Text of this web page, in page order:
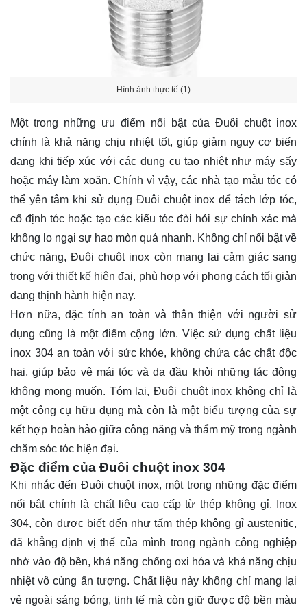
Hình ảnh thực tế (1)
Một trong những ưu điểm nổi bật của Đuôi chuột inox
chính là khả năng chịu nhiệt tốt, giúp giảm nguy cơ biến
dạng khi tiếp xúc với các dụng cụ tạo nhiệt như máy sấy
hoặc máy làm xoăn. Chính vì vậy, các nhà tạo mẫu tóc có
thể yên tâm khi sử dụng Đuôi chuột inox để tách lớp tóc,
cố định tóc hoặc tạo các kiểu tóc đòi hỏi sự chính xác mà
không lo ngại sự hao mòn quá nhanh. Không chỉ nổi bật về
chức năng, Đuôi chuột inox còn mang lại cảm giác sang
trọng với thiết kế hiện đại, phù hợp với phong cách tối giản
đang thịnh hành hiện nay.
Hơn nữa, đặc tính an toàn và thân thiện với người sử
dụng cũng là một điểm cộng lớn. Việc sử dụng chất liệu
inox 304 an toàn với sức khỏe, không chứa các chất độc
hại, giúp bảo vệ mái tóc và da đầu khỏi những tác động
không mong muốn. Tóm lại, Đuôi chuột inox không chỉ là
một công cụ hữu dụng mà còn là một biểu tượng của sự
kết hợp hoàn hảo giữa công năng và thẩm mỹ trong ngành
chăm sóc tóc hiện đại.
Đặc điểm của Đuôi chuột inox 304
Khi nhắc đến Đuôi chuột inox, một trong những đặc điểm
nổi bật chính là chất liệu cao cấp từ thép không gỉ. Inox
304, còn được biết đến như tấm thép không gỉ austenitic,
đã khẳng định vị thế của mình trong ngành công nghiệp
nhờ vào độ bền, khả năng chống oxi hóa và khả năng chịu
nhiệt vô cùng ấn tượng. Chất liệu này không chỉ mang lại
vẻ ngoài sáng bóng, tinh tế mà còn giữ được độ bền màu